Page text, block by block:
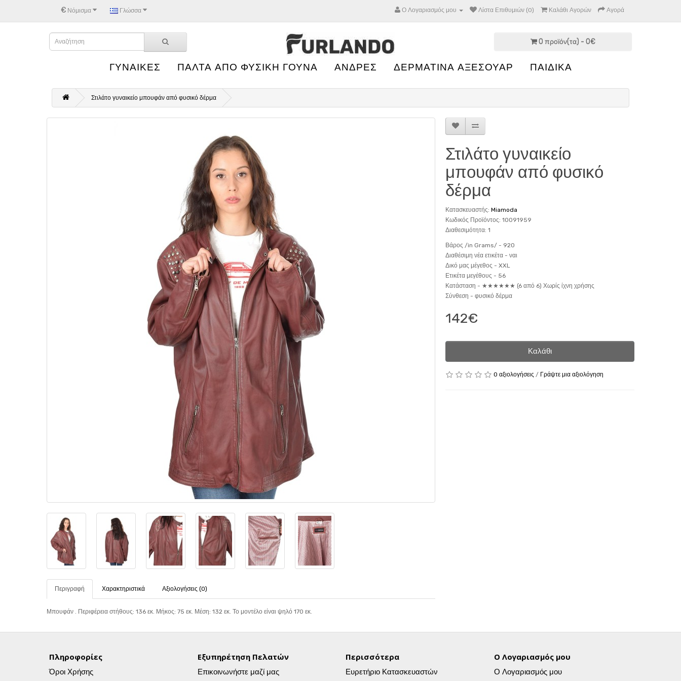
€ Νόμισμα Γλώσσα Ο Λογαριασμός μου Λίστα Επιθυμιών (0) Καλάθι Αγορών Αγορά
0 προϊόν(τα) - 0€
ΓΥΝΑΙΚΕΣ ΠΑΛΤΑ ΑΠΟ ΦΥΣΙΚΗ ΓΟΥΝΑ ΑΝΔΡΕΣ ΔΕΡΜΑΤΙΝΑ ΑΞΕΣΟΥΑΡ ΠΑΙΔΙΚΑ
Στιλάτο γυναικείο μπουφάν από φυσικό δέρμα
Περιγραφή Χαρακτηριστικά Αξιολογήσεις (0)
Μπουφάν . Περιφέρεια στήθους: 136 εκ. Μήκος: 75 εκ. Μέση: 132 εκ. Το μοντέλο είναι ψηλό 170 εκ.
Στιλάτο γυναικείο
μπουφάν από φυσικό
δέρμα
Κατασκευαστής: Miamoda
Κωδικός Προϊόντος: 10091959
Διαθεσιμότητα: 1
Βάρος /in Grams/ - 920
Διαθέσιμη νέα ετικέτα - ναι
Δικό μας μέγεθος - XXL
Ετικέτα μεγέθους - 56
Κατάσταση - ★★★★★★ (6 από 6) Χωρίς ίχνη χρήσης
Σύνθεση - φυσικό δέρμα
142€
Καλάθι
0 αξιολογήσεις / Γράψτε μια αξιολόγηση
Πληροφορίες
Όροι Χρήσης
Εξυπηρέτηση Πελατών
Επικοινωνήστε μαζί μας
Περισσότερα
Ευρετήριο Κατασκευαστών
Ο Λογαριασμός μου
Ο Λογαριασμός μου